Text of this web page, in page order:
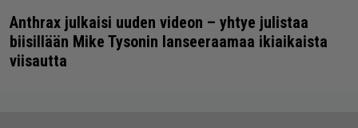
Anthrax julkaisi uuden videon – yhtye julistaa
biisillään Mike Tysonin lanseeraamaa ikiaikaista
viisautta